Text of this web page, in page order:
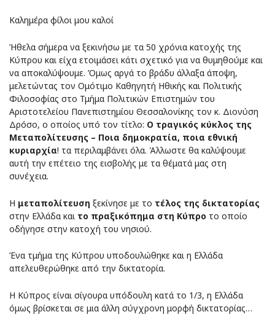
Καλημέρα φίλοι μου καλοί
Ήθελα σήμερα να ξεκινήσω με τα 50 χρόνια κατοχής της
Κύπρου και είχα ετοιμάσει κάτι σχετικό για να θυμηθούμε και
να αποκαλύψουμε. Όμως αργά το βράδυ άλλαξα άποψη,
μελετώντας τον Ομότιμο Καθηγητή Ηθικής και Πολιτικής
Φιλοσοφίας στο Τμήμα Πολιτικών Επιστημών του
Αριστοτελείου Πανεπιστημίου Θεσσαλονίκης τον κ. Διονύση
Δρόσο, ο οποίος υπό τον τίτλο: Ο τραγικός κύκλος της
Μεταπολίτευσης – Ποια δημοκρατία, ποια εθνική
κυριαρχία! τα περιλαμβάνει όλα. Άλλωστε θα καλύψουμε
αυτή την επέτειο της εισβολής με τα θέματά μας στη
συνέχεια.
Η μεταπολίτευση ξεκίνησε με το τέλος της δικτατορίας
στην Ελλάδα και το πραξικόπημα στη Κύπρο το οποίο
οδήγησε στην κατοχή του νησιού.
Ένα τμήμα της Κύπρου υποδουλώθηκε και η Ελλάδα
απελευθερώθηκε από την δικτατορία.
Η Κύπρος είναι σίγουρα υπόδουλη κατά το 1/3, η Ελλάδα
όμως βρίσκεται σε μια άλλη σύγχρονη μορφή δικτατορίας…